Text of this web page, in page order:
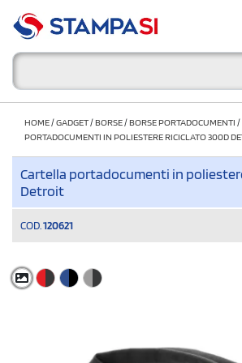
HOME/GADGET/BORSE/BORSE PORTADOCUMENTI /
PORTADOCUMENTI IN POLIESTERE RICICLATO 300D
Cartella portadocumenti in
Detroit
COD. 120621